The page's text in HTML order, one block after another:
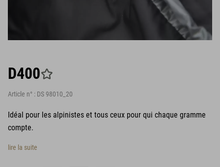
D400
Article n° : DS 98010_20
Idéal pour les alpinistes et tous ceux pour qui chaque gramme
compte.
lire la suite